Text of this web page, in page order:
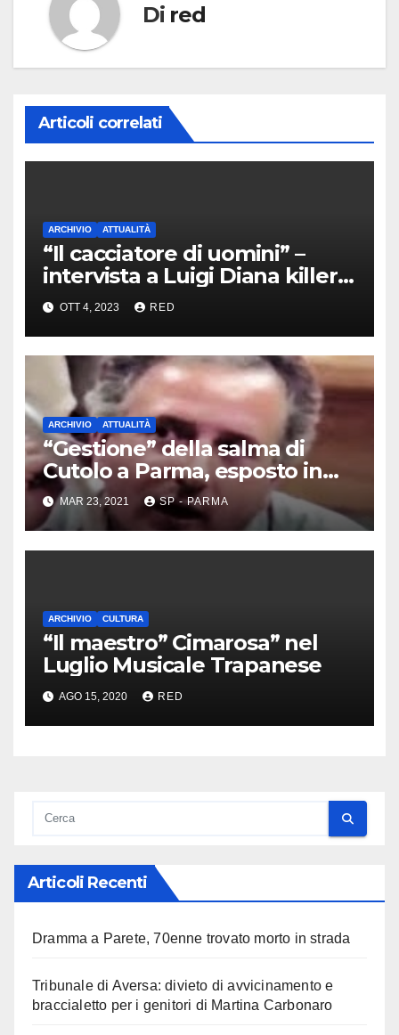
Di red
Articoli correlati
ARCHIVIO ATTUALITÀ
“Il cacciatore di uomini” –
intervista a Luigi Diana killer
dei Casalesi
OTT 4, 2023 RED
ARCHIVIO ATTUALITÀ
“Gestione” della salma di
Cutolo a Parma, esposto in
Procura
MAR 23, 2021 SP - PARMA
ARCHIVIO CULTURA
“Il maestro” Cimarosa” nel
Luglio Musicale Trapanese
AGO 15, 2020 RED
Articoli Recenti
Dramma a Parete, 70enne trovato morto in strada
Tribunale di Aversa: divieto di avvicinamento e
braccialetto per i genitori di Martina Carbonaro